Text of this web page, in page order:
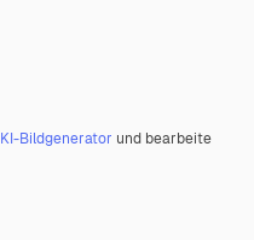
KI-Bildgenerator und bearbeite